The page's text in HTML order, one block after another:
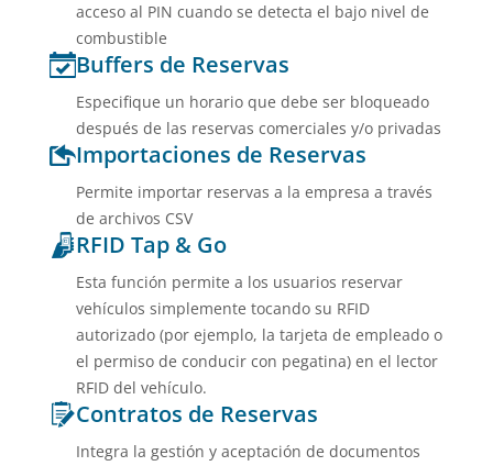
acceso al PIN cuando se detecta el bajo nivel de
combustible
Buffers de Reservas
Especifique un horario que debe ser bloqueado
después de las reservas comerciales y/o privadas
Importaciones de Reservas
Permite importar reservas a la empresa a través
de archivos CSV
RFID Tap & Go
Esta función permite a los usuarios reservar
vehículos simplemente tocando su RFID
autorizado (por ejemplo, la tarjeta de empleado o
el permiso de conducir con pegatina) en el lector
RFID del vehículo.
Contratos de Reservas
Integra la gestión y aceptación de documentos